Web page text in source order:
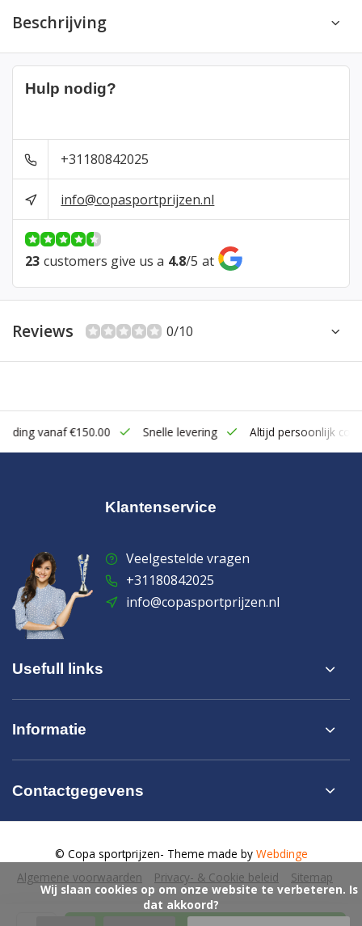
Beschrijving
Hulp nodig?
+31180842025
info@copasportprijzen.nl
23 customers give us a 4.8/5 at
Reviews 0/10
vanaf €150.00 Snelle levering Altijd persoonlijk
Klantenservice
Veelgestelde vragen
+31180842025
info@copasportprijzen.nl
Usefull links
Informatie
Contactgegevens
Algemene voorwaarden Privacy- & Cookie beleid Sitemap
© Copa sportprijzen- Theme made by Webdinge
            Wij slaan cookies op om onze website te verbeteren. Is
dat akkoord?